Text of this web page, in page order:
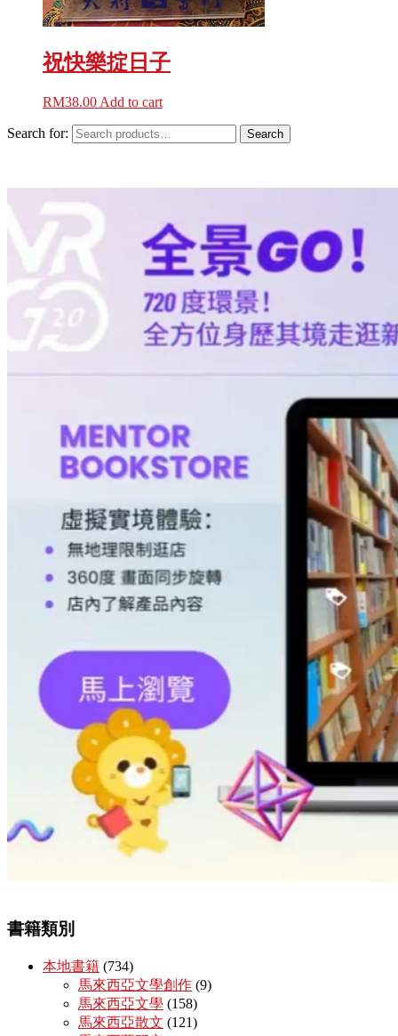
祝快樂掟日子
RM38.00 Add to cart
Search for: Search
書籍類別
本地書籍 (734)
馬來西亞文學創作 (9)
馬來西亞文學 (158)
馬來西亞散文 (121)